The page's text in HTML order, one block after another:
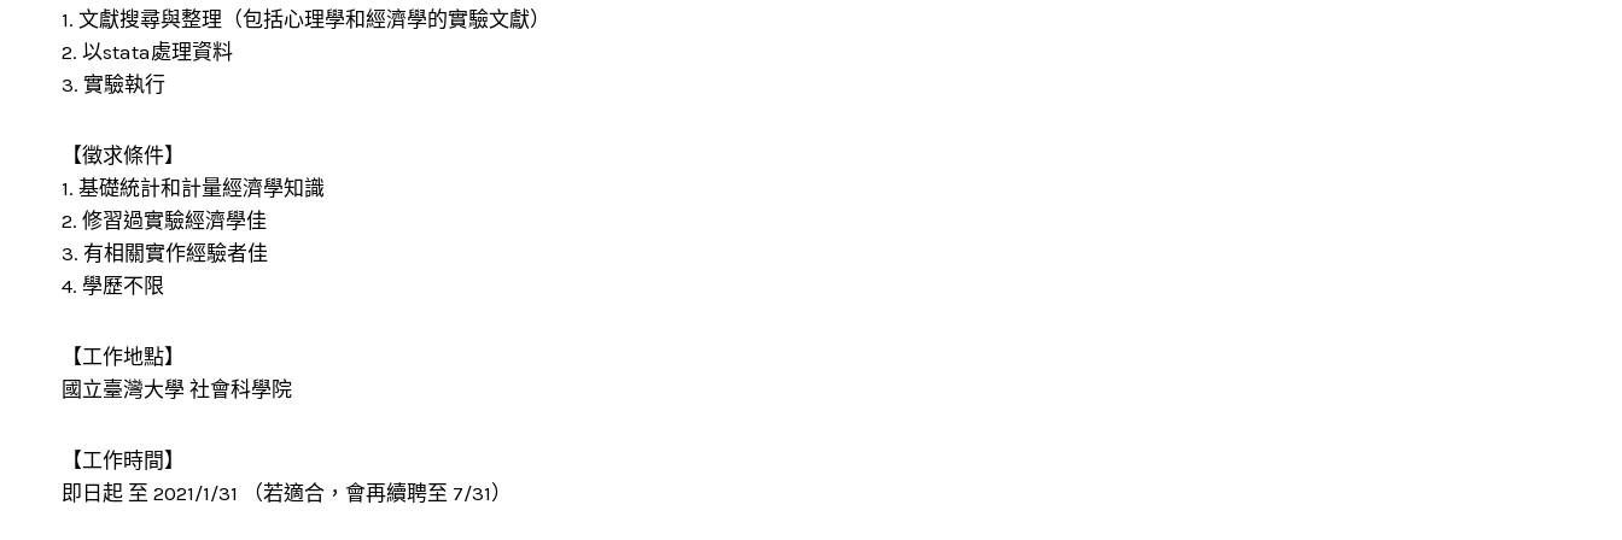
1. 文獻搜尋與整理（包括心理學和經濟學的實驗文獻）
2. 以stata處理資料
3. 實驗執行
【徵求條件】
1. 基礎統計和計量經濟學知識
2. 修習過實驗經濟學佳
3. 有相關實作經驗者佳
4. 學歷不限
【工作地點】
國立臺灣大學 社會科學院
【工作時間】
即日起 至 2021/1/31 （若適合，會再續聘至 7/31）